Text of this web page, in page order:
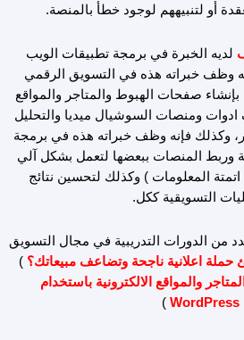
أو لتنبيههم لوجود خطأ بالمنصة.
لديه الخبرة في برمجة تطبيقات الويب
وظف خبراته هذه في التسويق الرقمي
بإنشاء صفحات الهبوط والمتاجر والمواقع
ادوات ومنصات السوشيال ميديا والتحليل
وكذلك فإنه وظف خبراته هذه في برمجة
وربط المنصات ببعضها لتعمل بشكل آلي
المعلومات ) وكذلك لتحسين نتائج
التسويقية ككل.
من الدورات التدريبية في مجال التسويق
اعلانية ناجحة وتضاعف مبيعاتك؟ )
والمواقع الالكترونية باستخدام
WordPress
)